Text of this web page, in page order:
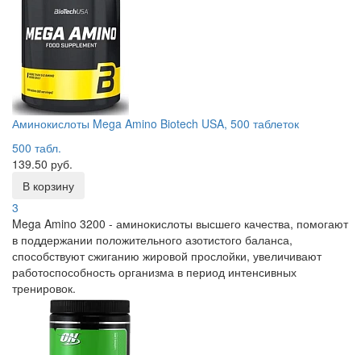
Аминокислоты Mega Amino Biotech USA, 500 таблеток
500 табл.
139.50 руб.
В корзину
3
Mega Amino 3200 - аминокислоты высшего качества, помогают
в поддержании положительного азотистого баланса,
способствуют сжиганию жировой прослойки, увеличивают
работоспособность организма в период интенсивных
тренировок.